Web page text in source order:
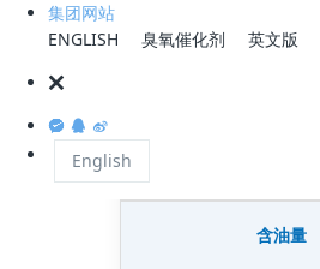
集团网站
ENGLISH
臭氧催化剂 英文版
English
500mg/L
含油量